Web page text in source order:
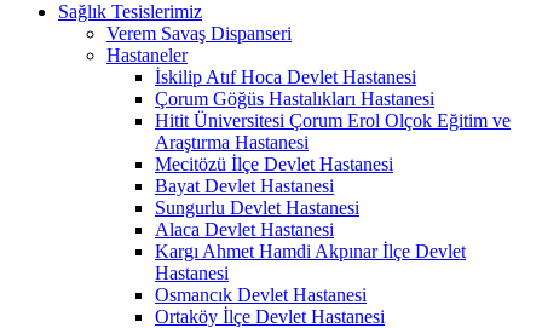
Sağlık Tesislerimiz
Verem Savaş Dispanseri
Hastaneler
İskilip Atıf Hoca Devlet Hastanesi
Çorum Göğüs Hastalıkları Hastanesi
Hitit Üniversitesi Çorum Erol Olçok Eğitim ve
Araştırma Hastanesi
Mecitözü İlçe Devlet Hastanesi
Bayat Devlet Hastanesi
Sungurlu Devlet Hastanesi
Alaca Devlet Hastanesi
Kargı Ahmet Hamdi Akpınar İlçe Devlet
Hastanesi
Osmancık Devlet Hastanesi
Ortaköy İlçe Devlet Hastanesi